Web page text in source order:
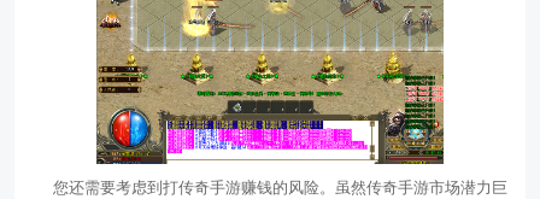
您还需要考虑到打传奇手游赚钱的风险。虽然传奇手游市场潜力巨